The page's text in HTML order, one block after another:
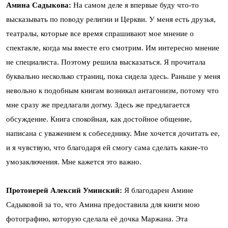
Амина Садыкова: На самом деле я впервые буду что-то
высказывать по поводу религии и Церкви. У меня есть друзья,
театралы, которые все время спрашивают мое мнение о
спектакле, когда мы вместе его смотрим. Им интересно мнение
не специалиста. Поэтому решила высказаться. Я прочитала
буквально несколько страниц, пока сидела здесь. Раньше у меня
невольно к подобным книгам возникал антагонизм, потому что
мне сразу же предлагали догму. Здесь же предлагается
обсуждение. Книга спокойная, как достойное общение,
написана с уважением к собеседнику. Мне хочется дочитать ее,
и я чувствую, что благодаря ей смогу сама сделать какие-то
умозаключения. Мне кажется это важно.
Протоиерей Алексий Уминский: Я благодарен Амине
Садыковой за то, что Амина предоставила для книги мою
фотографию, которую сделала её дочка Маржана. Эта